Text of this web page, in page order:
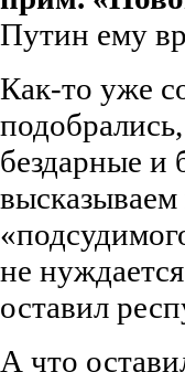
Путин ему
Как-то уже
бездарные и
не
оставил
А что